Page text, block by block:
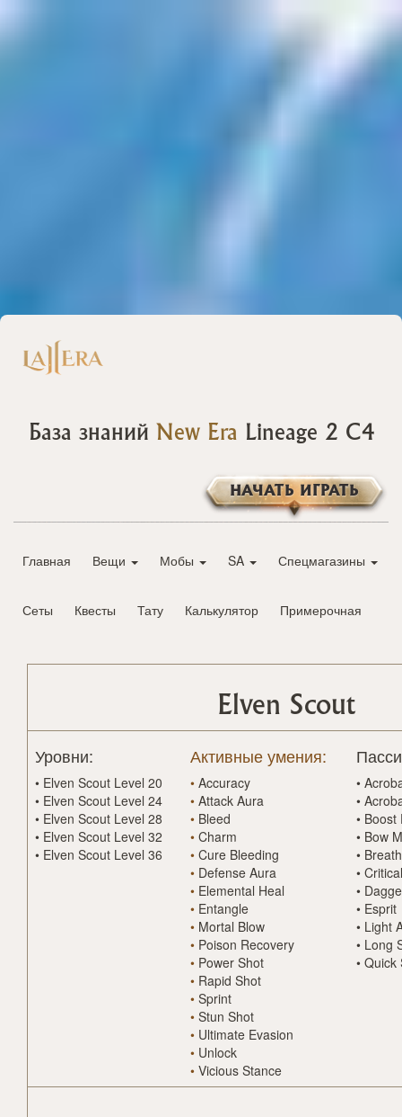
База знаний New Era Lineage 2 C4
НАЧАТЬ ИГРАТЬ
Главная Вещи Мобы SA Спецмагазины
Сеты Квесты Тату Калькулятор Примерочная
Elven Scout
Уровни:
• Elven Scout Level 20
• Elven Scout Level 24
• Elven Scout Level 28
• Elven Scout Level 32
• Elven Scout Level 36
Активные умения:
• Accuracy
• Attack Aura
• Bleed
• Charm
• Cure Bleeding
• Defense Aura
• Elemental Heal
• Entangle
• Mortal Blow
• Poison Recovery
• Power Shot
• Rapid Shot
• Sprint
• Stun Shot
• Ultimate Evasion
• Unlock
• Vicious Stance
•
•
• Boost
• Bow
•
•
•
• Esprit
• Light
• Long
• Quick